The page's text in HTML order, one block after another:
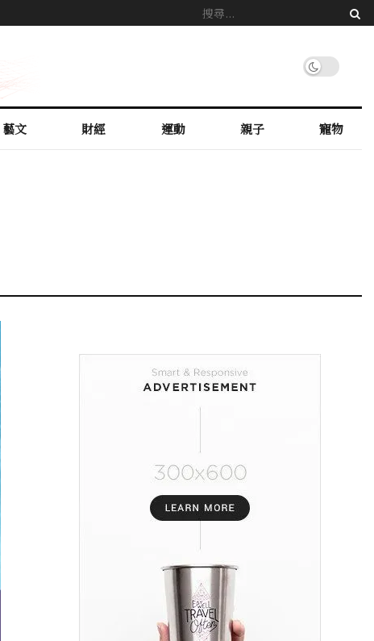
藝文 財經 運動 親子 寵物